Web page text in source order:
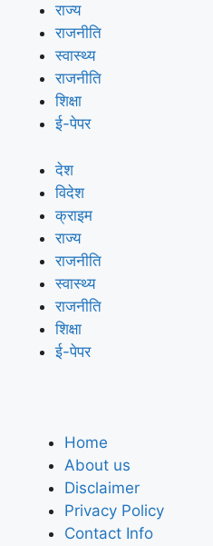
राज्य
राजनीति
स्वास्थ्य
राजनीति
शिक्षा
ई-पेपर
देश
विदेश
क्राइम
राज्य
राजनीति
स्वास्थ्य
राजनीति
शिक्षा
ई-पेपर
Home
About us
Disclaimer
Privacy Policy
Contact Info